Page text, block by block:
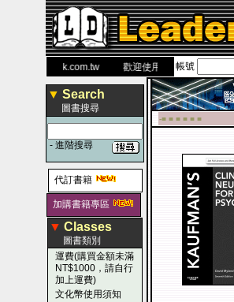
歡迎使用 國民旅遊卡！！
帳號
▼ Search
圖書搜尋
- 進階搜尋
代訂書籍
加購書籍專區
▼ Classes
圖書類別
運費(購買金額未滿
NT$1000，請自行
加上運費)
文化幣使用須知
-■ ■ ■ ■ ■ ■